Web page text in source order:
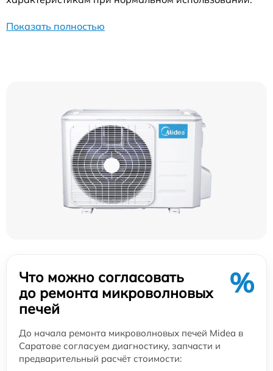
Показать полностью
Что можно согласовать
до ремонта микроволновых
печей
%
До начала ремонта микроволновых печей Midea в
Саратове согласуем диагностику, запчасти и
предварительный расчёт стоимости: